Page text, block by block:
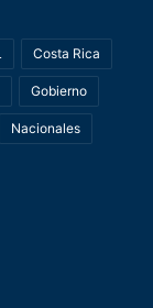
Costa Rica
Gobierno
Nacionales